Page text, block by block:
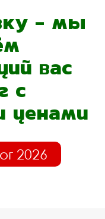
- мы
вас
с
ценами
2026